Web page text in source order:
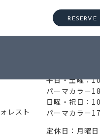
RESERVE
レスト
平日・土曜：
パーマカラー
日曜・祝日：
パーマカラー
定休日：月曜